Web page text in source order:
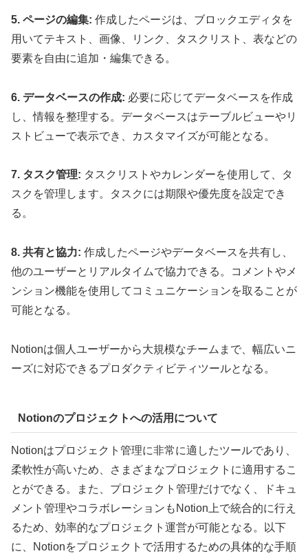
5. ページの編集: 作成したページは、ブロックエディタを
用いてテキスト、画像、リンク、タスクリスト、表などの
要素を自由に追加・編集できる。
6. データベースの作成: 必要に応じてデータベースを作成
し、情報を整理する。データベースはテーブルビューやリ
ストビューで表示でき、カスタマイズが可能となる。
7. タスク管理: タスクリストやカレンダーを使用して、タ
スクを管理します。タスクには期限や優先度を設定でき
る。
8. 共有と協力: 作成したページやデータベースを共有し、
他のユーザーとリアルタイムで協力できる。コメントやメ
ンション機能を使用してコミュニケーションを取ることが
可能となる。
Notionは個人ユーザーから大規模なチームまで、幅広いニ
ーズに対応できるプロダクティビティツールとなる。
Notionのプロジェクトへの活用について
Notionはプロジェクト管理に非常に適したツールであり、
柔軟性が高いため、さまざまなプロジェクトに適用するこ
とができる。また、プロジェクト管理だけでなく、ドキュ
メント管理やコラボレーションもNotion上で統合的に行え
るため、効率的なプロジェクト運営が可能となる。以下
に、Notionをプロジェクトで活用するための具体的な手順